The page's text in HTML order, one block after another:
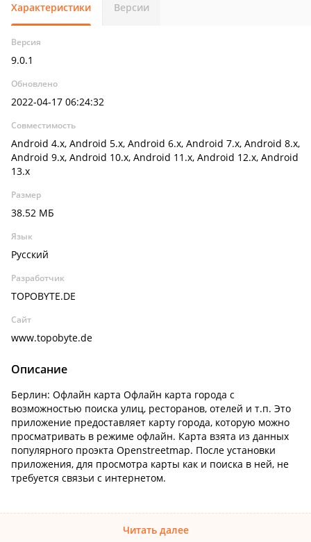
Характеристики Версии
Версия
9.0.1
Обновлено
2022-04-17 06:24:32
Совместимость
Android 4.x, Android 5.x, Android 6.x, Android 7.x, Android 8.x,
Android 9.x, Android 10.x, Android 11.x, Android 12.x, Android
13.x
Размер
38.52 МБ
Язык
Русский
Разработчик
TOPOBYTE.DE
Сайт
www.topobyte.de
Описание
Берлин: Офлайн карта Офлайн карта города с
возможностью поиска улиц, ресторанов, отелей и т.п. Это
приложение предоставляет карту города, которую можно
просматривать в режиме офлайн. Карта взята из данных
популярного проэкта Openstreetmap. После установки
приложения, для просмотра карты как и поиска в ней, не
требуется связьи с интернетом.
Читать далее